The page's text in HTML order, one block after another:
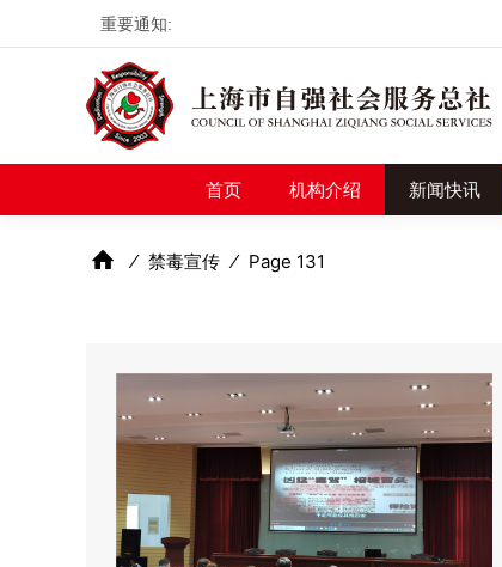
重要通知:
首页 机构介绍 新闻快讯
⁄ 禁毒宣传 ⁄ Page 131
首页 机构介绍